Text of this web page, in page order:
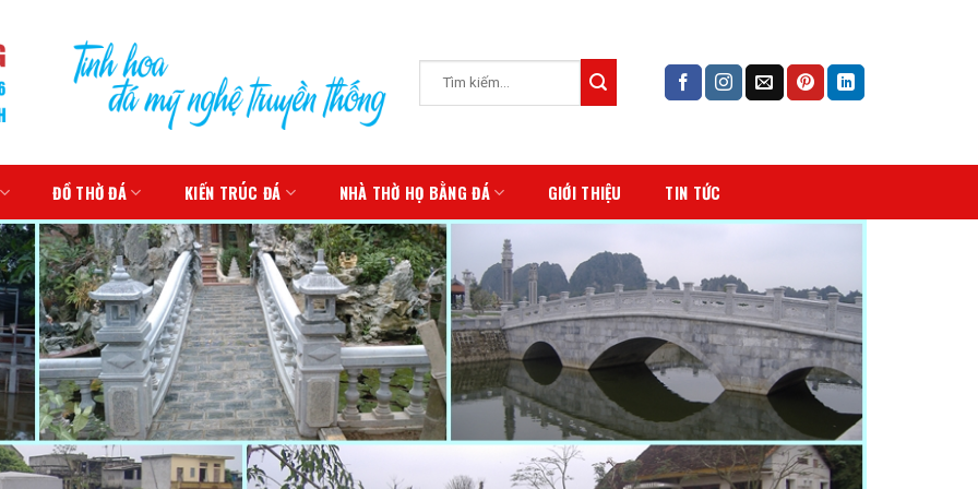
kiếm:
ĐỒ THỜ ĐÁ KIẾN TRÚC ĐÁ NHÀ THỜ HỌ BẰNG ĐÁ GIỚI THIỆU TIN TỨC